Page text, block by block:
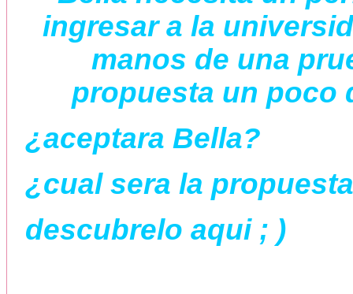
ingresar a la
manos de una
propuesta un poco
¿aceptara Bella?
¿cual sera la
descubrelo aqui ; )